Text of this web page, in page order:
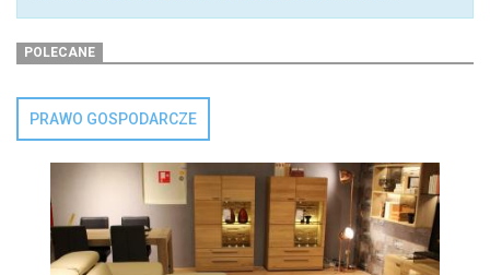
POLECANE
PRAWO GOSPODARCZE